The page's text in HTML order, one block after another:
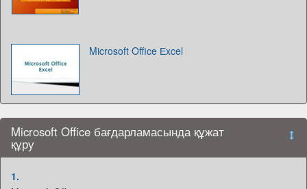
Microsoft Office Еxcel
Microsoft Office бағдарламасында құжат
құру
1.